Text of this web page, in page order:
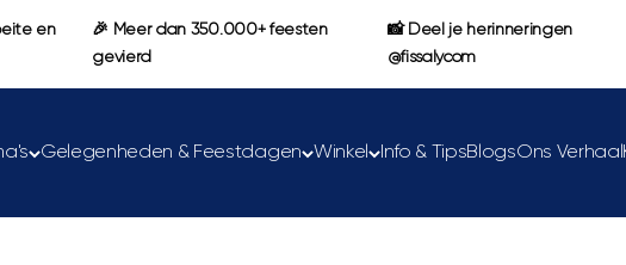
en
🎉 Meer dan 350.000+ feesten
gevierd
📸 Deel je herinneringen
@fissalycom
Gelegenheden & Feestdagen Winkel Info & TipsBlogsOns Verhaal